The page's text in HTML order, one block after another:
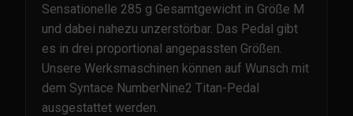
Sensationelle 285 g Gesamtgewicht in Größe M
und dabei nahezu unzerstörbar. Das Pedal gibt
es in drei proportional angepassten Größen.
Unsere Werksmaschinen können auf Wunsch mit
dem Syntace NumberNine2 Titan-Pedal
ausgestattet werden.